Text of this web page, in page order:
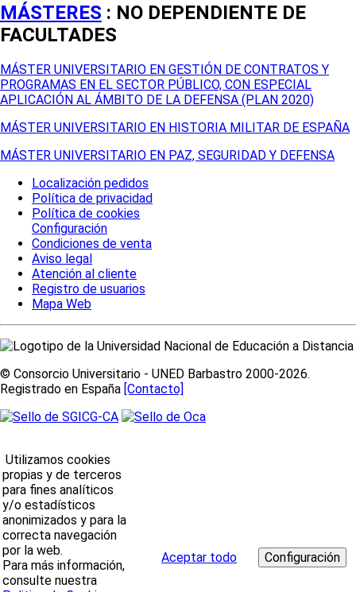
MÁSTERES : NO DEPENDIENTE DE
FACULTADES
MÁSTER UNIVERSITARIO EN GESTIÓN DE CONTRATOS Y
PROGRAMAS EN EL SECTOR PÚBLICO, CON ESPECIAL
APLICACIÓN AL ÁMBITO DE LA DEFENSA (PLAN 2020)
MÁSTER UNIVERSITARIO EN HISTORIA MILITAR DE ESPAÑA
MÁSTER UNIVERSITARIO EN PAZ, SEGURIDAD Y DEFENSA
Localización pedidos
Política de privacidad
Política de cookies
Configuración
Condiciones de venta
Aviso legal
Atención al cliente
Registro de usuarios
Mapa Web
© Consorcio Universitario - UNED Barbastro 2000-2026.
Registrado en España [Contacto]
Utilizamos cookies
propias y de terceros
para fines analíticos
y/o estadísticos
anonimizados y para la
correcta navegación
por la web.
Para más información,
consulte nuestra
Aceptar todo